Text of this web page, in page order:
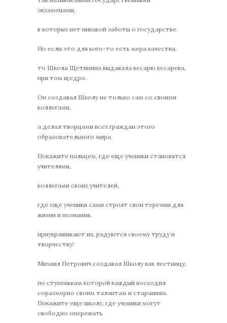
экзаменами,
в которых нет никакой заботы о государстве.
Но если это для кого-то есть мера качества,
то Школа Щетинина выдавала кесарю кесарева,
при том щедро.
Он создавал Школу не только сам со своими
коллегами,
а делал творцами всех граждан этого
образовательного мира.
Покажите пальцем, где еще ученики становятся
учителями,
коллегами своих учителей,
где еще ученики сами строят свои теремки для
жизни и познания,
приукрашивают их, радуются своему труду и
творчеству!
Михаил Петрович создавал Школу как лестницу,
по ступенькам которой каждый восходил
соразмерно своим талантам и стараниям.
Покажите еще школу, где ученики могут
свободно опережать